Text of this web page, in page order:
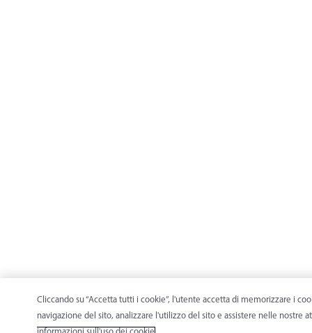
Cliccando su “Accetta tutti i cookie”, l'utente accetta di memorizzare i
navigazione del sito, analizzare l'utilizzo del sito e assistere nelle nostre